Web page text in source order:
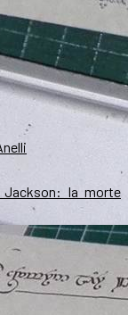
Jackson: la morte